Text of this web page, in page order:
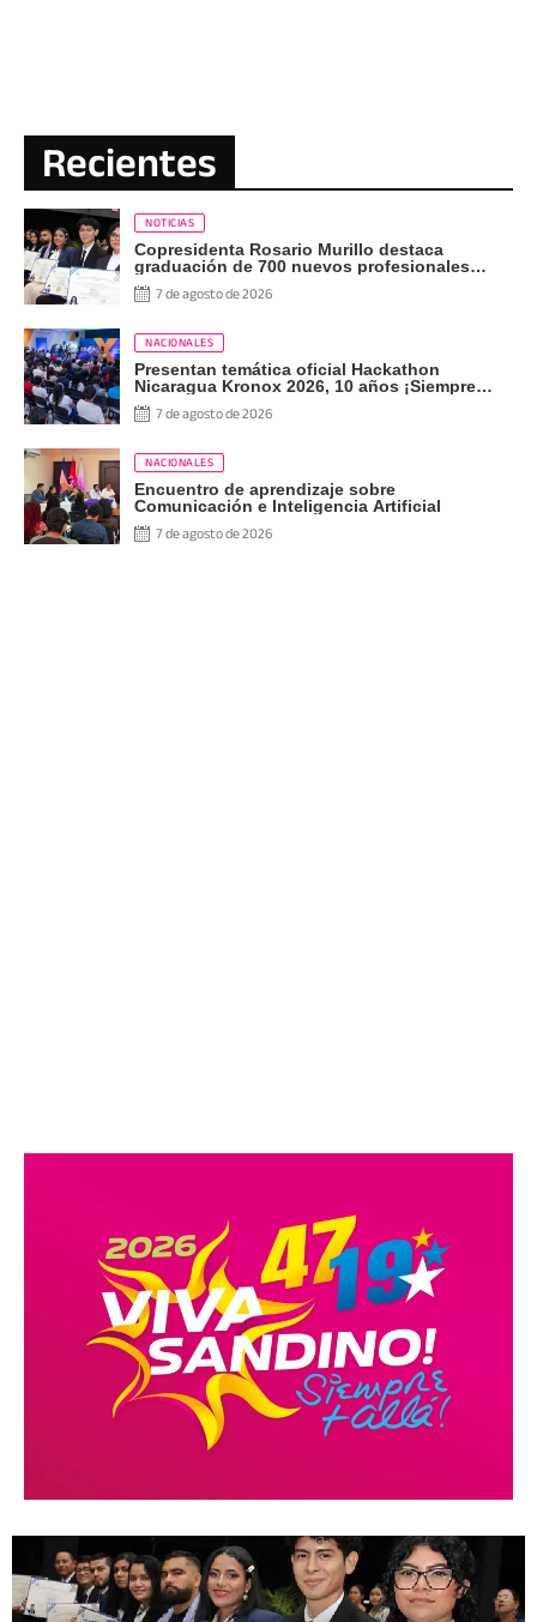
Recientes
NOTICIAS
Copresidenta Rosario Murillo destaca
graduación de 700 nuevos profesionales
Pueblo Presidente
7 de agosto de 2026
NACIONALES
Presentan temática oficial Hackathon
Nicaragua Kronox 2026, 10 años ¡Siempre
Más Allá!
7 de agosto de 2026
NACIONALES
Encuentro de aprendizaje sobre
Comunicación e Inteligencia Artificial
7 de agosto de 2026